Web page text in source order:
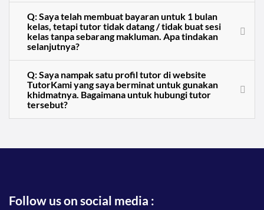
Q: Saya telah membuat bayaran untuk 1 bulan
kelas, tetapi tutor tidak datang / tidak buat sesi
kelas tanpa sebarang makluman. Apa tindakan
selanjutnya?
Q: Saya nampak satu profil tutor di website
TutorKami yang saya berminat untuk gunakan
khidmatnya. Bagaimana untuk hubungi tutor
tersebut?
Follow us on social media :